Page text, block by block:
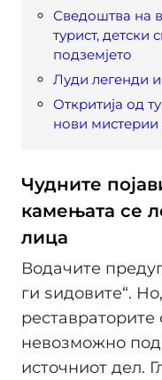
Сведоштва на
турист, детски
подземјето
Луди легенди
Откритија од
нови мистерии
Чудните
камењата се
лица
Водачите
ги ѕидовите“.
реставраторите
невозможно
источниот дел.